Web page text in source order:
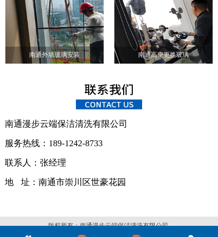
南通外墙玻璃安装 南通高空更换玻璃
南通漫步云端保洁清洗有限公司
服务热线：189-1242-8733
联系人：张经理
地 址： 南通市崇川区世豪花园
版权所有：南通漫步云端保洁清洗有限公司